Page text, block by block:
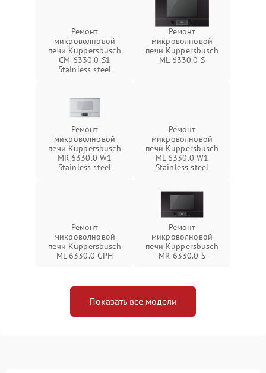
Ремонт
микроволновой
печи Kuppersbusch
CM 6330.0 S1
Stainless steel
Ремонт
микроволновой
печи Kuppersbusch
ML 6330.0 S
Ремонт
микроволновой
печи Kuppersbusch
MR 6330.0 W1
Stainless steel
Ремонт
микроволновой
печи Kuppersbusch
ML 6330.0 W1
Stainless steel
Ремонт
микроволновой
печи Kuppersbusch
ML 6330.0 GPH
Ремонт
микроволновой
печи Kuppersbusch
MR 6330.0 S
Показать все модели